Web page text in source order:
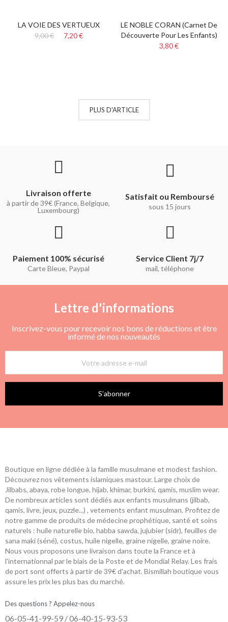
LA VOIE DES VERTUEUX
9,00 €
7,20 €
LE NOBLE CORAN (carnet De
Découverte Pour Les Enfants)
3,80 €
PLUS D'ARTICLE
Livraison offerte
à partir de 39€ (France, Belgique,
Luxembourg)
Satisfait ou Remboursé
sous 15 jours
Paiement 100% sécurisé
Carte Bleue, Paypal
Service Client 7j/7
mail, téléphone
Lettre d'informations
Inscrivez-vous pour recevoir nos bons de réductions et être
informé de nos nouveautés
S’abonner
Boutique en ligne dédiée à la famille musulmane et modest fashion.
Découvrez nos vêtements islamiques mastour. Large choix de
Jilbabs, abaya, robe longue, hijab, khimar, burkini, qamis, muslim wear.
De nombreux articles sont dédiés aux enfants musulmans (jilbab,
qamis, livre, jeux, puzzle...) , vetements enfant musulman. Profitez de
notre gamme de produits de médecine prophétique, santé et soins
naturels : huile naturelle bio, habba sawda, jujubier (sidr), feuilles de
sana maki (séné), costus, huile nigelle, graine nigelle, graine noire.
Nous vous proposons une livraison dans toute la France et à
l'internationnal par le biais de la Poste et de Mondial Relay. Les frais
de port sont offerts à partir de 39€ d'achat. Bismillah boutique vous
assure les prix les plus bas du marché.
Des questions ? Appelez-nous
06-05-41-99-59 / 06-40-15-93-53